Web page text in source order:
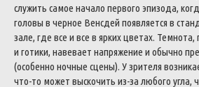
служить самое начало первого эпизода,
головы в черное Венсдей появляется в
зале, где все и все в ярких цветах.
и готики, навевает напряжение и обычно
(особенно ночные сцены). У зрителя
что-то может выскочить из-за любого угла,